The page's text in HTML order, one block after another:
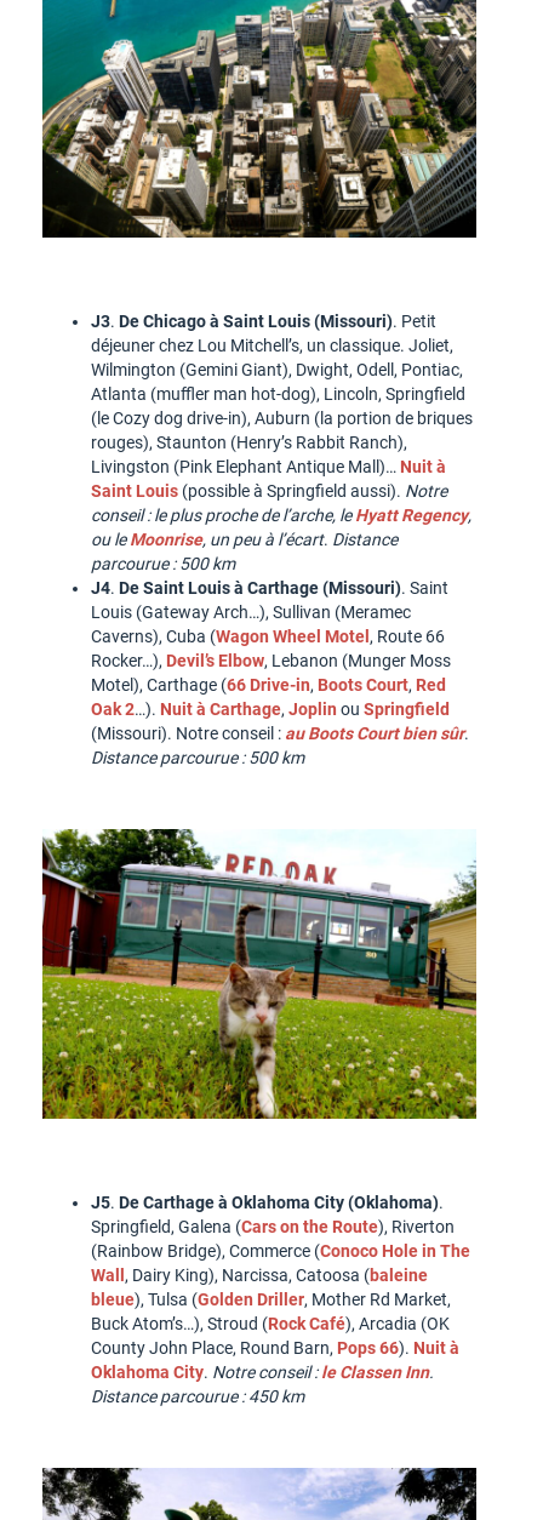
J3. De Chicago à Saint Louis (Missouri). Petit
déjeuner chez Lou Mitchell’s, un classique. Joliet,
Wilmington (Gemini Giant), Dwight, Odell, Pontiac,
Atlanta (muffler man hot-dog), Lincoln, Springfield
(le Cozy dog drive-in), Auburn (la portion de briques
rouges), Staunton (Henry’s Rabbit Ranch),
Livingston (Pink Elephant Antique Mall)… Nuit à
Saint Louis (possible à Springfield aussi). Notre
conseil : le plus proche de l’arche, leHyatt Regency,
ou leMoonrise, un peu à l’écart. Distance
parcourue : 500 km
J4. De Saint Louis à Carthage (Missouri). Saint
Louis (Gateway Arch…), Sullivan (Meramec
Caverns), Cuba (Wagon Wheel Motel , Route 66
Rocker…), Devil’s Elbow, Lebanon (Munger Moss
Motel), Carthage (66 Drive-in, Boots Court, Red
Oak 2…). Nuit à Carthage, Joplin ou Springfield
(Missouri). Notre conseil : au Boots Court bien sûr.
Distance parcourue : 500 km
J5. De Carthage à Oklahoma City (Oklahoma).
Springfield, Galena (Cars on the Route), Riverton
(Rainbow Bridge), Commerce (Conoco Hole in The
Wall, Dairy King), Narcissa, Catoosa (baleine
bleue), Tulsa (Golden Driller, Mother Rd Market,
Buck Atom’s…), Stroud (Rock Café), Arcadia (OK
County John Place, Round Barn, Pops 66). Nuit à
Oklahoma City. Notre conseil :le Classen Inn.
Distance parcourue : 450 km